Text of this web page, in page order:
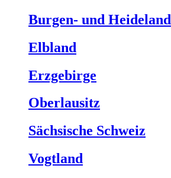
Burgen- und Heideland
Elbland
Erzgebirge
Oberlausitz
Sächsische Schweiz
Vogtland